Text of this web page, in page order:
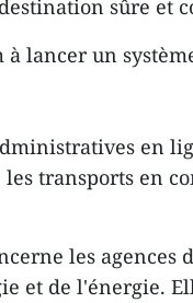
sûre et
lancer un
en
transports en
les agences
et de l'énergie.